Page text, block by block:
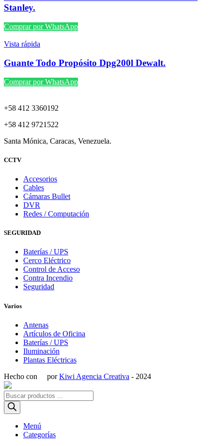
Stanley.
Comprar por WhatsApp
Vista rápida
Guante Todo Propósito Dpg200l Dewalt.
Comprar por WhatsApp
+58 412 3360192
+58 412 9721522
Santa Mónica, Caracas, Venezuela.
CCTV
Accesorios
Cables
Cámaras Bullet
DVR
Redes / Computación
SEGURIDAD
Baterías / UPS
Cerco Eléctrico
Control de Acceso
Contra Incendio
Seguridad
Varios
Antenas
Artículos de Oficina
Baterías / UPS
Iluminación
Plantas Eléctricas
Hecho con
porKiwi Agencia Creativa - 2024
Búsqueda
de
productos
Menú
Categorías